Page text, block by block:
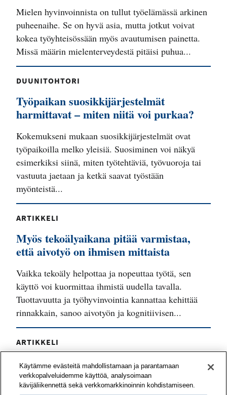
Mielen hyvinvoinnista on tullut työelämässä arkinen
puheenaihe. Se on hyvä asia, mutta jotkut voivat
kokea työyhteisössään myös avautumisen painetta.
Missä määrin mielenterveydestä pitäisi puhua...
DUUNITOHTORI
Työpaikan suosikkijärjestelmät
harmittavat – miten niitä voi purkaa?
Kokemukseni mukaan suosikkijärjestelmät ovat
työpaikoilla melko yleisiä. Suosiminen voi näkyä
esimerkiksi siinä, miten työtehtäviä, työvuoroja tai
vastuuta jaetaan ja ketkä saavat työstään
myönteistä...
ARTIKKELI
Myös tekoälyaikana pitää varmistaa,
että aivotyö on ihmisen mittaista
Vaikka tekoäly helpottaa ja nopeuttaa työtä, sen
käyttö voi kuormittaa ihmistä uudella tavalla.
Tuottavuutta ja työhyvinvointia kannattaa kehittää
rinnakkain, sanoo aivotyön ja kognitiivisen...
ARTIKKELI
Työyhteisö voi vahvistaa työnsä
mielekkyyttä yhteisvoimin
Käytämme evästeitä mahdollistamaan ja parantamaan
verkkopalveluidemme käyttöä, analysoimaan
kävijäliikennettä sekä verkkomarkkinoinnin kohdistamiseen.